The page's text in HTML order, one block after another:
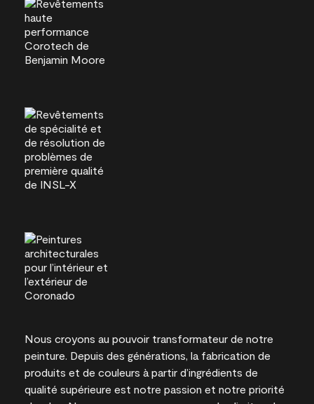
Nous croyons au pouvoir transformateur de notre
peinture. Depuis des générations, la fabrication de
produits et de couleurs à partir d’ingrédients de
qualité supérieure est notre passion et notre priorité